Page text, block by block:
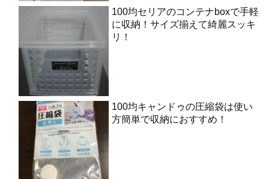
100均セリアのコンテナboxで手軽
に収納！サイズ揃えて綺麗スッキ
リ！
100均キャンドゥの圧縮袋は使い
方簡単で収納におすすめ！